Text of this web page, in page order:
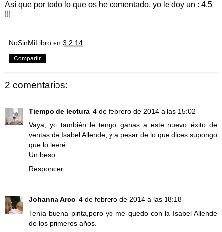
Así que por todo lo que os he comentado, yo le doy un : 4,5
!!!
NoSinMiLibro en 3.2.14
Compartir
2 comentarios:
Tiempo de lectura 4 de febrero de 2014 a las 15:02
Vaya, yo también le tengo ganas a este nuevo éxito de
ventas de Isabel Allende, y a pesar de lo que dices supongo
que lo leeré.
Un beso!
Responder
Johanna Arco 4 de febrero de 2014 a las 18:18
Tenía buena pinta,pero yo me quedo con la Isabel Allende
de los primeros años.